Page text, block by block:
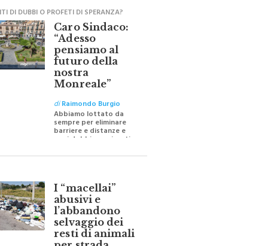
DI DUBBI O PROFETI DI SPERANZA?
Caro Sindaco:
“Adesso
pensiamo al
futuro della
nostra
Monreale”
diRaimondo Burgio
Abbiamo lottato da
sempre per eliminare
barriere e distanze e
oggi dobbiamo ripartire
I “macellai”
abusivi e
l’abbandono
selvaggio dei
resti di animali
per strada